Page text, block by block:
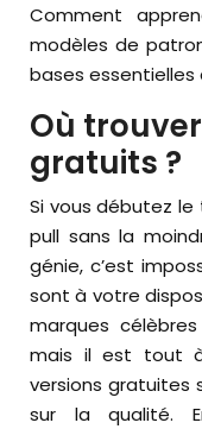
Comment
modèles de
bases
Où
gratuits ?
Si vous débutez le
pull sans la
génie, c’est
sont à votre
marques
mais il est tout
versions gratuites
sur la qualité.